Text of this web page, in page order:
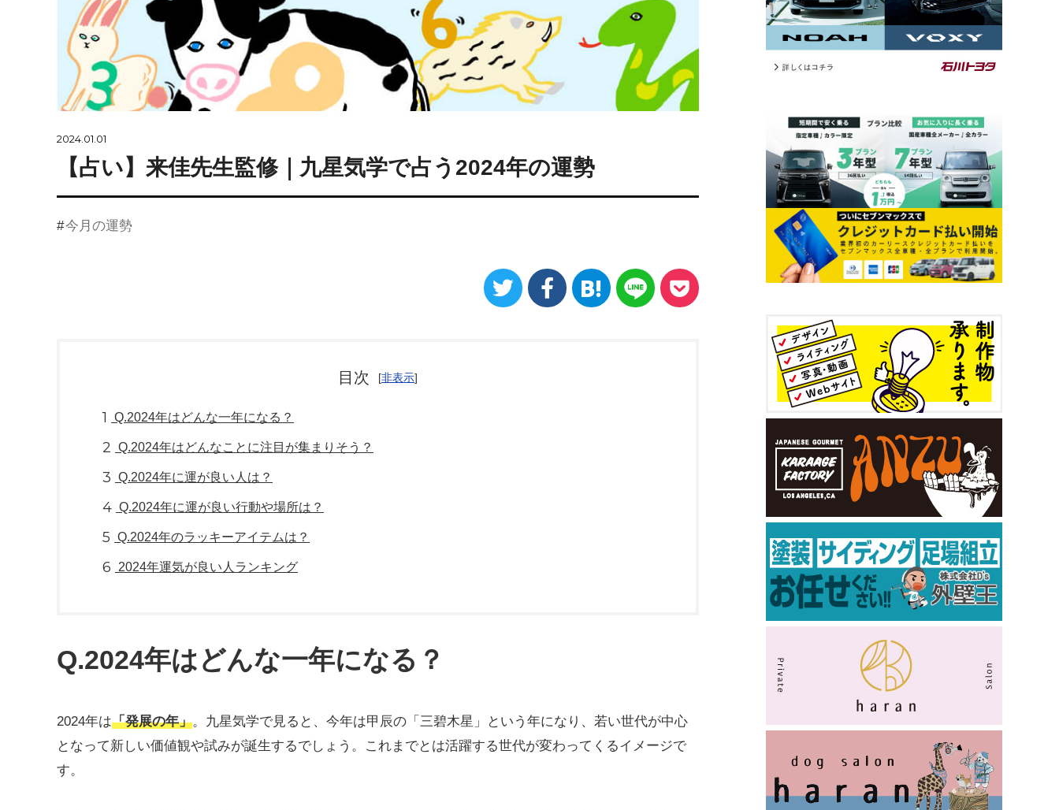
2024.01.01
【占い】来佳先生監修｜九星気学で占う2024年の運勢
今月の運勢
目次 [非表示]
1 Q.2024年はどんな一年になる？
2 Q.2024年はどんなことに注目が集まりそう？
3 Q.2024年に運が良い人は？
4 Q.2024年に運が良い行動や場所は？
5 Q.2024年のラッキーアイテムは？
6 2024年運気が良い人ランキング
Q.2024年はどんな一年になる？
2024年は「発展の年」。九星気学で見ると、今年は甲辰の「三碧木星」という年になり、若い世代が中心
となって新しい価値観や試みが誕生するでしょう。これまでとは活躍する世代が変わってくるイメージで
す。